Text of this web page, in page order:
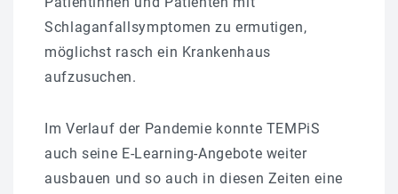
Schlaganfallsymptomen zu ermutigen,
möglichst rasch ein Krankenhaus
aufzusuchen.
Im Verlauf der Pandemie konnte TEMPiS
auch seine E-Learning-Angebote weiter
ausbauen und so auch in diesen Zeiten eine